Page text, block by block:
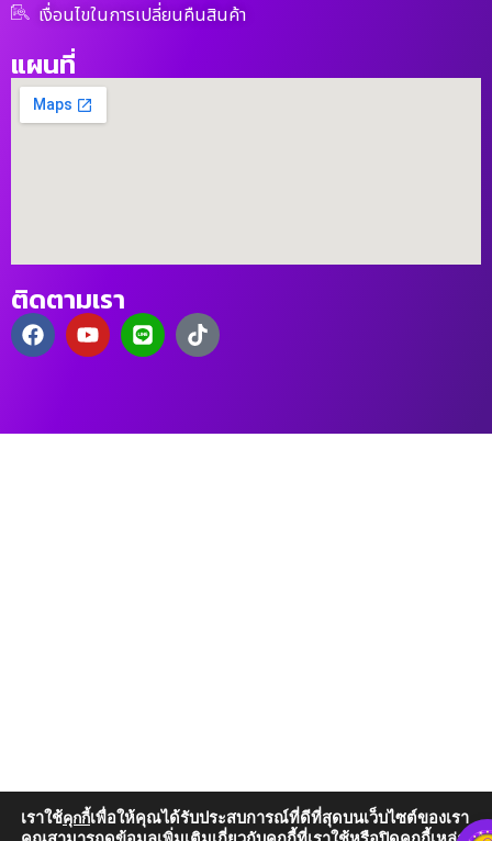
เงื่อนไขในการเปลี่ยนคืนสินค้า
แผนที่
ติดตามเรา
เราใช้คุกกี้เพื่อให้คุณได้รับประสบการณ์ที่ดีที่สุดบนเว็บไซต์ของเรา